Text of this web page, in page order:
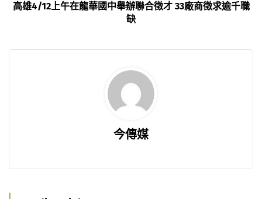
高雄4/12上午在龍華國中舉辦聯合徵才 33廠商徵求逾千職
缺
今傳媒